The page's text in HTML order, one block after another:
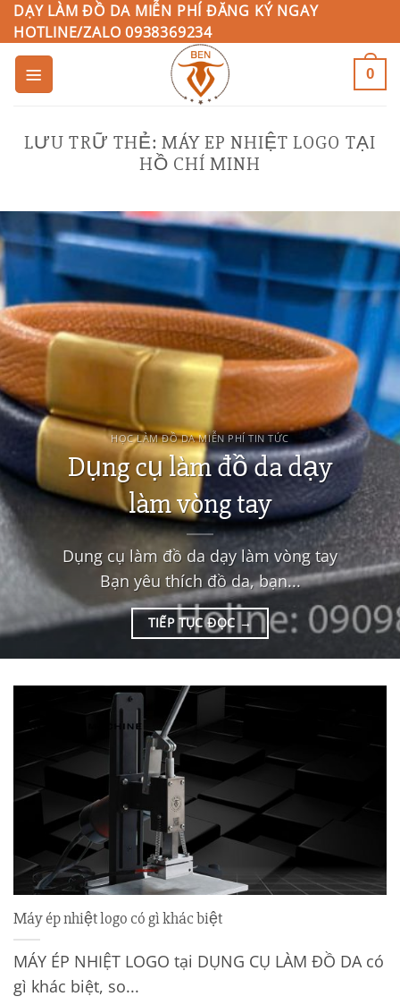
Bỏ
qua
nội
DẠY LÀM ĐỒ DA MIỄN PHÍ ĐĂNG KÝ NGAY
HOTLINE/ZALO 0938369234
0
LƯU TRỮ THẺ: MÁY EP NHIỆT LOGO TẠI
HỒ CHÍ MINH
HỌC LÀM ĐỒ DA MIỄN PHÍ TIN TỨC
Dụng cụ làm đồ da dạy
làm vòng tay
Dụng cụ làm đồ da dạy làm vòng tay
Bạn yêu thích đồ da, bạn...
TIẾP TỤC ĐỌC →
Máy ép nhiệt logo có gì khác biệt
MÁY ÉP NHIỆT LOGO tại DỤNG CỤ LÀM ĐỒ DA có
gì khác biệt, so...